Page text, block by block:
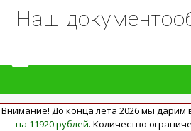
Наш
Внимание! До конца лета 2026 мы дарим
на 11920 рублей. Количество